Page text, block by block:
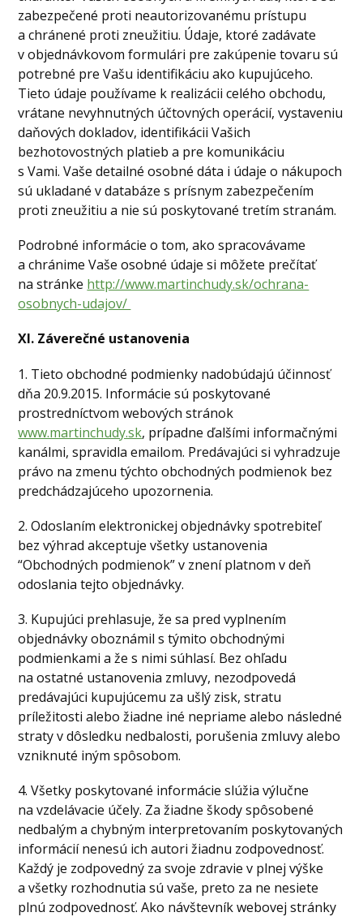
zabezpečené proti neautorizovanému prístupu
a chránené proti zneužitiu. Údaje, ktoré zadávate
v objednávkovom formulári pre zakúpenie tovaru sú
potrebné pre Vašu identifikáciu ako kupujúceho.
Tieto údaje používame k realizácii celého obchodu,
vrátane nevyhnutných účtovných operácií, vystaveniu
daňových dokladov, identifikácii Vašich
bezhotovostných platieb a pre komunikáciu
s Vami.Vaše detailné osobné dáta i údaje o nákupoch
sú ukladané v databáze s prísnym zabezpečením
proti zneužitiu a nie sú poskytované tretím stranám.
Podrobné informácie o tom, ako spracovávame
a chránime Vaše osobné údaje si môžete prečítať
na stránke http://www.martinchudy.sk/ochrana-
osobnych-udajov/
XI. Záverečné ustanovenia
1. Tieto obchodné podmienky nadobúdajú účinnosť
dňa 20.9.2015. Informácie sú poskytované
prostredníctvom webových stránok
www.martinchudy.sk, prípadne ďalšími informačnými
kanálmi, spravidla emailom. Predávajúci si vyhradzuje
právo na zmenu týchto obchodných podmienok bez
predchádzajúceho upozornenia.
2. Odoslaním elektronickej objednávky spotrebiteľ
bez výhrad akceptuje všetky ustanovenia
“Obchodných podmienok” v znení platnom v deň
odoslania tejto objednávky.
3. Kupujúci prehlasuje, že sa pred vyplnením
objednávky oboznámil s týmito obchodnými
podmienkami a že s nimi súhlasí. Bez ohľadu
na ostatné ustanovenia zmluvy, nezodpovedá
predávajúci kupujúcemu za ušlý zisk, stratu
príležitosti alebo žiadne iné nepriame alebo následné
straty v dôsledku nedbalosti, porušenia zmluvy alebo
vzniknuté iným spôsobom.
4. Všetky poskytované informácie slúžia výlučne
na vzdelávacie účely. Za žiadne škody spôsobené
nedbalým a chybným interpretovaním poskytovaných
informácií nenesú ich autori žiadnu zodpovednosť.
Každý je zodpovedný za svoje zdravie v plnej výške
a všetky rozhodnutia sú vaše, preto za ne nesiete
plnú zodpovednosť. Ako návštevník webovej stránky